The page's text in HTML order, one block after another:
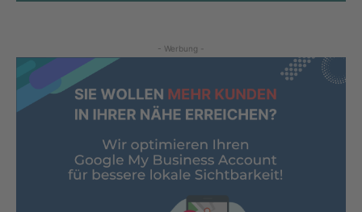
- Werbung -